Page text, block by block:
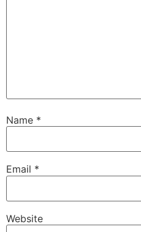
Name *
Email *
Website